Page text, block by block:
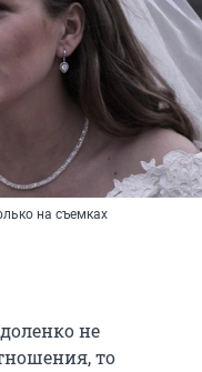
на съемках
не
то